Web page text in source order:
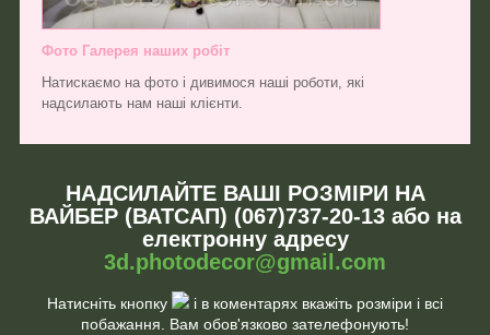
Фото Галерея наших робіт
Натискаємо на фото і дивимося наші роботи, які
надсилають нам наші клієнти.
НАДСИЛАЙТЕ ВАШІ РОЗМІРИ НА
ВАЙБЕР (ВАТСАП) (067)737-20-13 або на
електронну адресу
3d.photodecor@gmail.com
Натисніть кнопку
і в коментарях вкажіть розміри і всі
побажання. Вам обов'язково зателефонують!